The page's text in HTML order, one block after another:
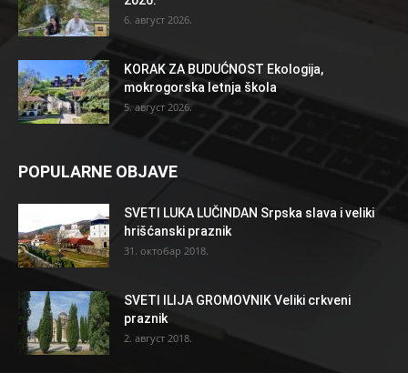
6. август 2026.
KORAK ZA BUDUĆNOST Ekologija,
mokrogorska letnja škola
5. август 2026.
POPULARNE OBJAVE
SVETI LUKA LUČINDAN Srpska slava i veliki
hrišćanski praznik
31. октобар 2018.
SVETI ILIJA GROMOVNIK Veliki crkveni
praznik
2. август 2018.